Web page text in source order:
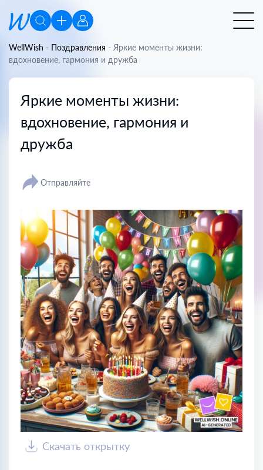
WellWish - Поздравления - Яркие моменты жизни:
вдохновение, гармония и дружба
Яркие моменты жизни:
вдохновение, гармония и
дружба
Отправляйте
Скачать открытку